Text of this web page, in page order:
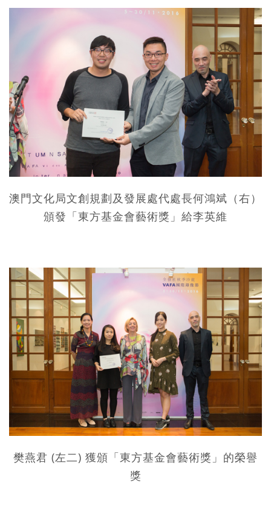
澳門文化局文創規劃及發展處代處長何鴻斌（右）
頒發「東方基金會藝術獎」給李英維
樊燕君 (左二) 獲頒「東方基金會藝術獎」的榮譽
獎